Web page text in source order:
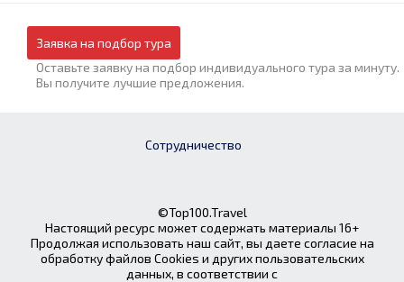
Заявка на подбор тура
Оставьте заявку на подбор индивидуального тура за минуту.
Вы получите лучшие предложения.
Сотрудничество
©Top100.Travel
Настоящий ресурс может содержать материалы 16+
Продолжая использовать наш сайт, вы даете согласие на
обработку файлов Cookies и других пользовательских
данных, в соответствии с